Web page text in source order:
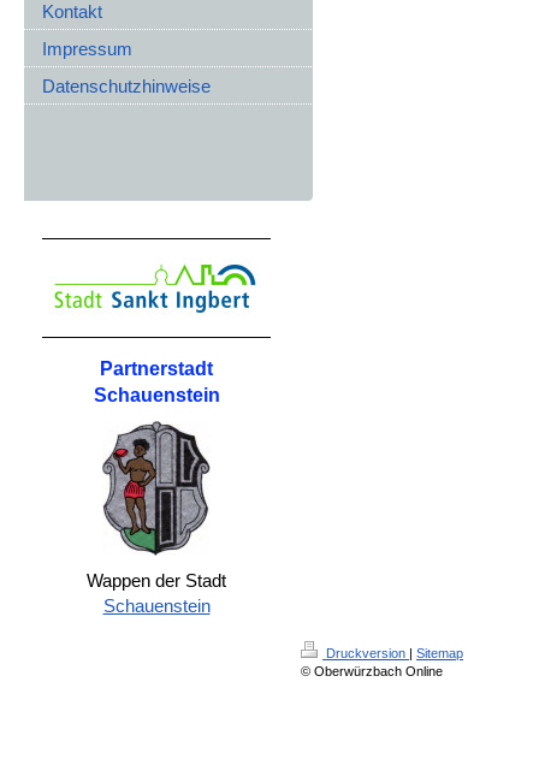
Kontakt
Impressum
Datenschutzhinweise
Partnerstadt
Schauenstein
Wappen der Stadt
Schauenstein
Druckversion | Sitemap
© Oberwürzbach Online